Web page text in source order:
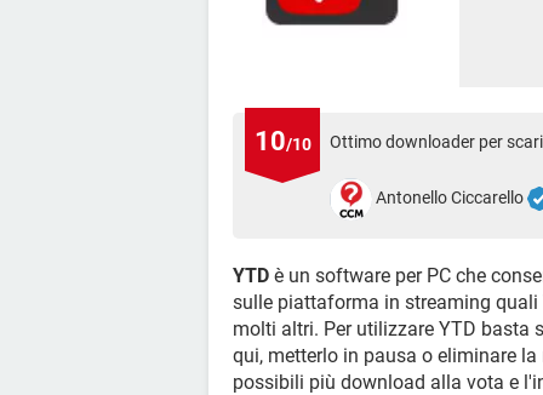
10/10 Ottimo downloader per
Antonello Ciccarello
YTD è un software per PC che
sulle piattaforma in streaming quali
molti altri. Per utilizzare YTD basta
qui, metterlo in pausa o eliminare
possibili più download alla vota e